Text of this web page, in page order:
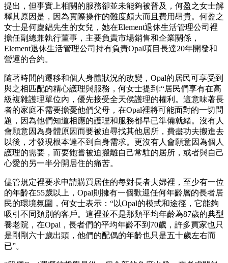
提出，但事實上相關的服務卻並未能夠被普及，何盈之女士解
釋其原因是，因為實際操作的難度頗大而且費用昂貴。何盈之
女士是何慶錩先生的女兒，她在Element退休生活管理公司裡
擔任副總兼執行董事，主要負責市場銷售和企業關係，
Element退休生活管理公司持有負責Opal項目長達20年開發和
營運的合約。
隨著時間的遷移和個人身體狀況的改變，Opal的居民可享受到
與之相匹配的精心護理與服務，何女士提到:“居民們享有在高
級複雜護理單位內，優先接受全天侯護理的權利。這意味著長
者的家庭不需要擔憂他們父母，在Opal裡將可能面對的一切問
題，因為他們知道相應的護理和服務都早已準備就緒。沒有人
會願意因為身體原因而要被迫尋找其他居所，費盡功夫搬進去
以後，才發現根本達不到自身需求。更沒有人會願意因為個人
護理的需要，而要飽嘗被迫搬離自己常駐的居所，或者與自己
心愛的另一半分開居住的痛苦。
儘管規定裡要求申請購買居住的每對長者夫婦裡，至少有一位
的年齡在55歲以上，Opal則擁有一個歡迎任何年齡層的長者居
民的環境氛圍，何女士表示：“以Opal的模式和途徑，它能夠
吸引不同類別的客戶。這裡並不是那類平均年齡為87歲的典型
養老院，在Opal，長者們的平均年齡不到70歲，許多買家也只
是剛剛六十歲出頭，他們的配偶的年齡也只是五十歲左右而
已”。